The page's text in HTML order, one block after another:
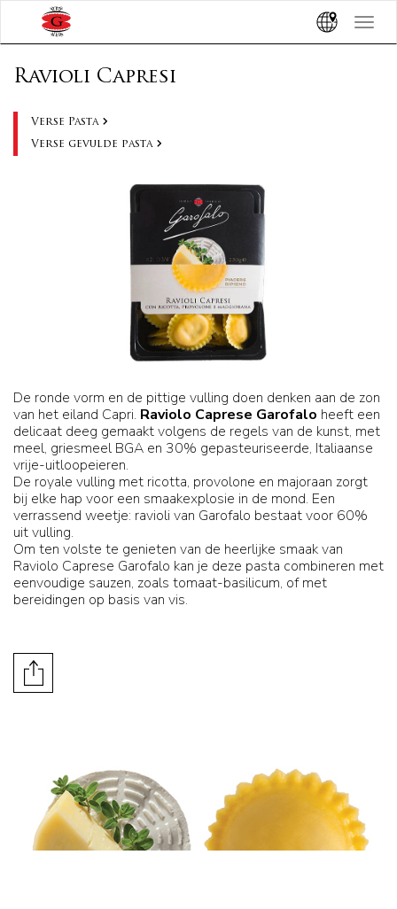
Toggle
Ravioli Capresi
Verse Pasta
Verse gevulde pasta
De ronde vorm en de pittige vulling doen denken aan de zon
van het eiland Capri. Raviolo Caprese Garofalo heeft een
delicaat deeg gemaakt volgens de regels van de kunst, met
meel, griesmeel BGA en 30% gepasteuriseerde, Italiaanse
vrije-uitloopeieren.
De royale vulling met ricotta, provolone en majoraan zorgt
bij elke hap voor een smaakexplosie in de mond. Een
verrassend weetje: ravioli van Garofalo bestaat voor 60%
uit vulling.
Om ten volste te genieten van de heerlijke smaak van
Raviolo Caprese Garofalo kan je deze pasta combineren met
eenvoudige sauzen, zoals tomaat-basilicum, of met
bereidingen op basis van vis.